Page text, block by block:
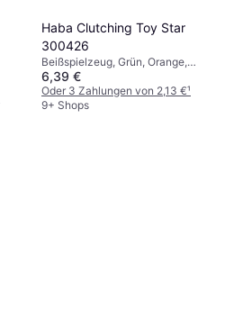
Haba Clutching Toy Star
300426
Beißspielzeug, Grün, Orange,
Material: Silikon
6,39 €
Oder 3 Zahlungen von 2,13 €¹
9+ Shops